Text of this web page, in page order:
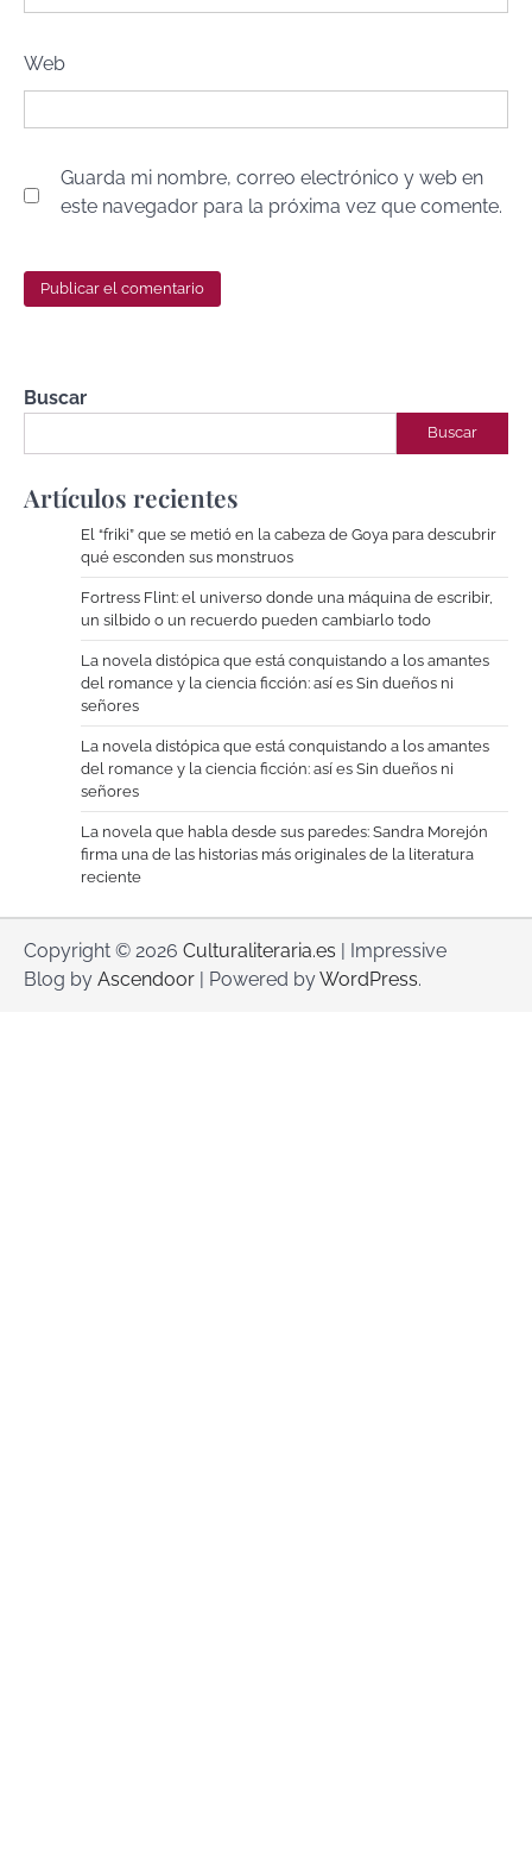
Web
Guarda mi nombre, correo electrónico y web en
este navegador para la próxima vez que comente.
Buscar
Buscar
Artículos recientes
El “friki” que se metió en la cabeza de Goya para descubrir
qué esconden sus monstruos
Fortress Flint: el universo donde una máquina de escribir,
un silbido o un recuerdo pueden cambiarlo todo
La novela distópica que está conquistando a los amantes
del romance y la ciencia ficción: así es Sin dueños ni
señores
La novela distópica que está conquistando a los amantes
del romance y la ciencia ficción: así es Sin dueños ni
señores
La novela que habla desde sus paredes: Sandra Morejón
firma una de las historias más originales de la literatura
reciente
Copyright © 2026 Culturaliteraria.es | Impressive
Blog by Ascendoor | Powered byWordPress.